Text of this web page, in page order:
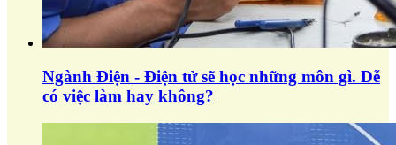
Ngành Điện - Điện tử sẽ học những môn gì. Dễ
có việc làm hay không?